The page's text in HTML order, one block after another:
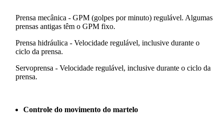
Prensa mecânica - GPM (golpes por minuto) regulável. Algumas
prensas antigas têm o GPM fixo.
Prensa hidráulica - Velocidade regulável, inclusive durante o
ciclo da prensa.
Servoprensa - Velocidade regulável, inclusive durante o ciclo da
prensa.
Controle do movimento do martelo